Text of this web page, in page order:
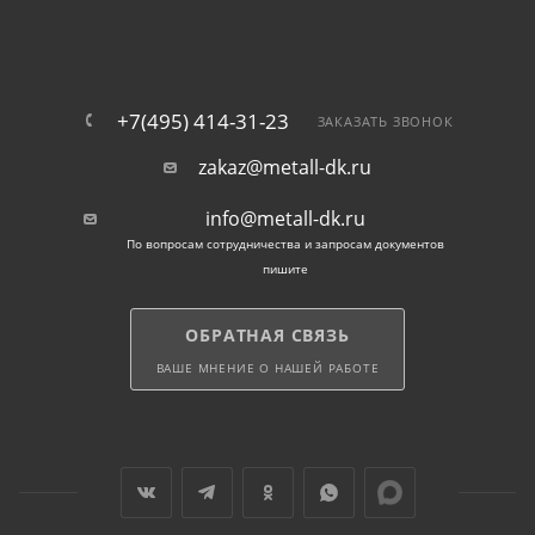
ВГП по Лыткарино в хлыстах по 6 и 12 м. По
до нужного размера.
+7(495) 414-31-23 ЗАКАЗАТЬ ЗВОНОК
zakaz@metall-dk.ru
info@metall-dk.ru
По вопросам сотрудничества и запросам документов
пишите
ОБРАТНАЯ СВЯЗЬ
ВАШЕ МНЕНИЕ О НАШЕЙ РАБОТЕ